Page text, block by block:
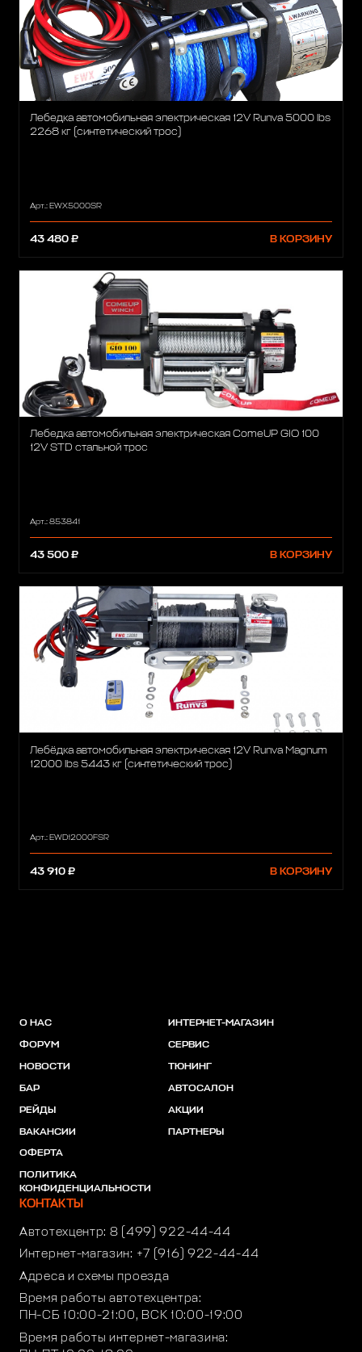
Лебедка автомобильная электрическая 12V Runva 5000 lbs
2268 кг (синтетический трос)
Арт.: EWX5000SR
43 480 ₽ В КОРЗИНУ
Лебедка автомобильная электрическая ComeUP GIO 100
12V STD стальной трос
Арт.: 853841
43 500 ₽ В КОРЗИНУ
Лебёдка автомобильная электрическая 12V Runva Magnum
12000 lbs 5443 кг (синтетический трос)
Арт.: EWD12000FSR
43 910 ₽ В КОРЗИНУ
О НАС
ФОРУМ
НОВОСТИ
БАР
РЕЙДЫ
ВАКАНСИИ
ОФЕРТА
ПОЛИТИКА
КОНФИДЕНЦИАЛЬНОСТИ
ИНТЕРНЕТ-МАГАЗИН
СЕРВИС
ТЮНИНГ
АВТОСАЛОН
АКЦИИ
ПАРТНЕРЫ
КОНТАКТЫ
Автотехцентр: 8 (499) 922-44-44
Интернет-магазин: +7 (916) 922-44-44
Адреса и схемы проезда
Время работы автотехцентра:
ПН-СБ 10:00-21:00, ВСК 10:00-19:00
Время работы интернет-магазина: